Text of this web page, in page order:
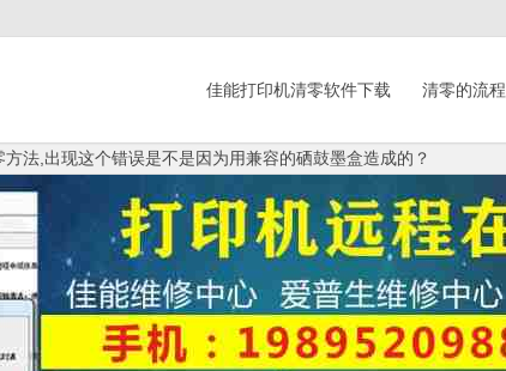
佳能打印机清零软件下载 清零的流程
法,出现这个错误是不是因为用兼容的硒鼓墨盒造成的？